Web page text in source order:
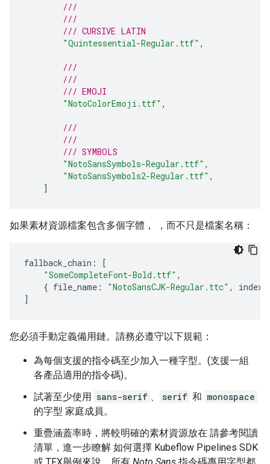
///
///
/// CURSIVE LATIN
"Quintessential-Regular.ttf" ,
///
///
/// EMOJI
"NotoColorEmoji.ttf" ,
///
///
/// SYMBOLS
"NotoSansSymbols-Regular.ttf" ,
"NotoSansSymbols2-Regular.ttf" ,
]
如果素材資源檔案包含多個字體， ，而不只是檔案名稱：
fallback_chain :
[
"SomeCompleteFont-Bold.ttf" ,
{ file_name : "NotoSansCJK-Regular.ttc" , index
]
您必須手動定義備用鏈。請務必遵守以下規範：
為每個支援的指令碼至少加入一種字型。(支援一組
各產品適用的指令碼)。
試著至少使用 sans-serif serif 和 monospace
的字型 家庭成員。
重疊涵蓋率時，將較明確的素材資源放在 請參考閱讀
清單，進一步瞭解 如何選擇 Kubeflow Pipelines SDK
或 TFX舉例來說，所有 Noto Sans 指令碼專用字型都